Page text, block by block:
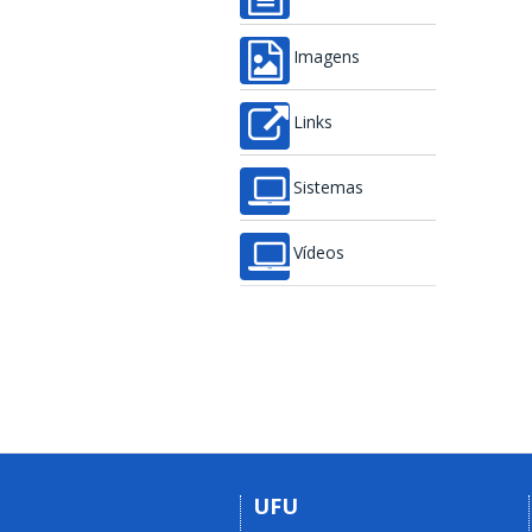
Imagens
Links
Sistemas
Vídeos
UFU